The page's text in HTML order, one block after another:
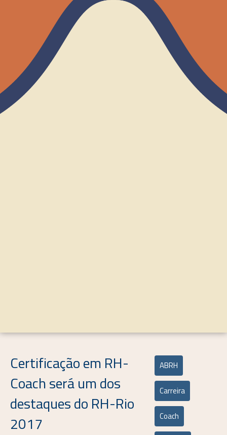
Certificação em RH-
Coach será um dos
destaques do RH-Rio
2017
ABRH
Carreira
Coach